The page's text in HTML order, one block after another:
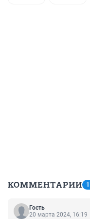
КОММЕНТАРИИ
Гость
20 марта 2024, 16:19